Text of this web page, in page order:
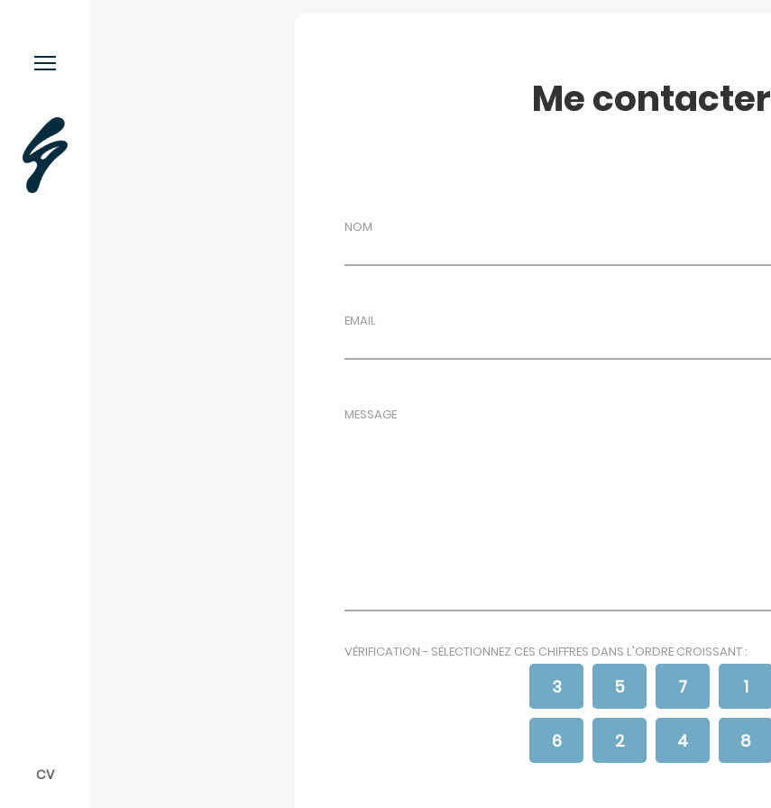
Menu.
Music
More.
CV
Me contacter
VÉRIFICATION - SÉLECTIONNEZ CES CHIFFRES DANS L'ORDRE CROISSANT :
3 5 7 1
6 2 4 8